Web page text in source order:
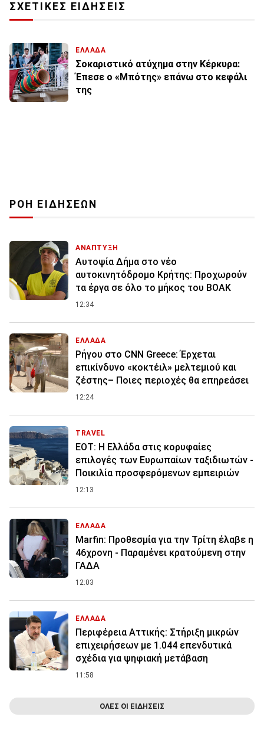
ΣΧΕΤΙΚΕΣ ΕΙΔΗΣΕΙΣ
ΕΛΛΑΔΑ
Σοκαριστικό ατύχημα στην Κέρκυρα:
Έπεσε ο «Μπότης» επάνω στο κεφάλι
της
ΡΟΗ ΕΙΔΗΣΕΩΝ
ΑΝΑΠΤΥΞΗ
Αυτοψία Δήμα στο νέο
αυτοκινητόδρομο Κρήτης: Προχωρούν
τα έργα σε όλο το μήκος του ΒΟΑΚ
12:34
ΕΛΛΑΔΑ
Ρήγου στο CNN Greece: Έρχεται
επικίνδυνο «κοκτέιλ» μελτεμιού και
ζέστης– Ποιες περιοχές θα επηρεάσει
12:24
TRAVEL
ΕΟΤ: Η Ελλάδα στις κορυφαίες
επιλογές των Ευρωπαίων ταξιδιωτών -
Ποικιλία προσφερόμενων εμπειριών
12:13
ΕΛΛΑΔΑ
Marfin: Προθεσμία για την Τρίτη έλαβε η
46χρονη - Παραμένει κρατούμενη στην
ΓΑΔΑ
12:03
ΕΛΛΑΔΑ
Περιφέρεια Αττικής: Στήριξη μικρών
επιχειρήσεων με 1.044 επενδυτικά
σχέδια για ψηφιακή μετάβαση
11:58
ΟΛΕΣ ΟΙ ΕΙΔΗΣΕΙΣ